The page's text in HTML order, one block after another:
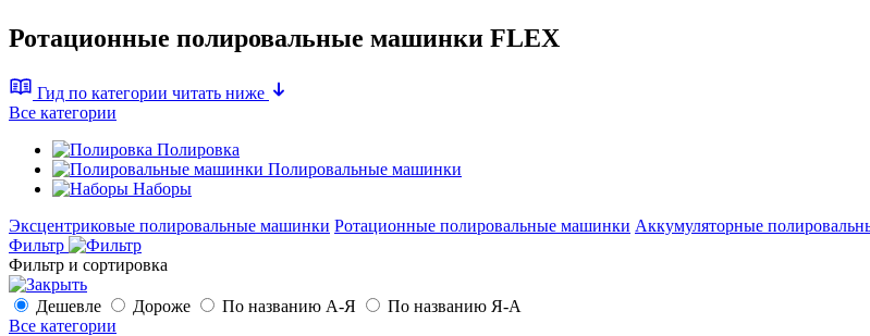
Ротационные полировальные машинки FLEX
Гид по категории читать ниже
Все категории
Полировка
Полировальные машинки
Наборы
Эксцентриковые полировальные машинки Ротационные полировальные машинки Аккумуляторные
Фильтр
Фильтр и сортировка
Дешевле Дороже По названию А-Я
По названию Я-А
Все категории